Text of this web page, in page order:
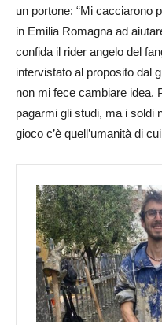
un portone: “Mi cacciarono
in Emilia Romagna ad
confida il rider angelo del
intervistato al proposito dal
non mi fece cambiare idea.
pagarmi gli studi, ma i soldi
gioco c’è quell’umanità di